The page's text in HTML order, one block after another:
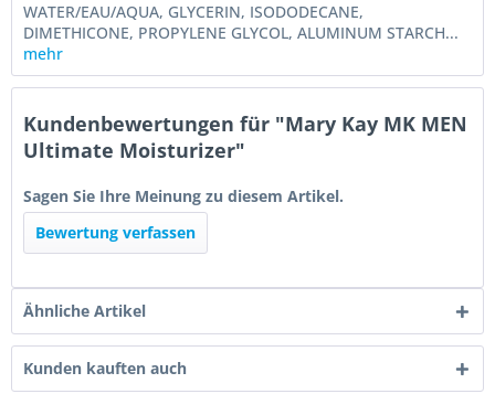
WATER/EAU/AQUA, GLYCERIN, ISODODECANE,
DIMETHICONE, PROPYLENE GLYCOL, ALUMINUM STARCH...
mehr
Kundenbewertungen für "Mary Kay MK MEN
Ultimate Moisturizer"
Sagen Sie Ihre Meinung zu diesem Artikel.
Bewertung verfassen
Ähnliche Artikel
Kunden kauften auch